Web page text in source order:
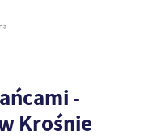
-
Krośnie